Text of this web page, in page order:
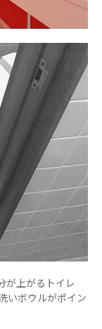
が上がるトイレ
いボウルがポイン